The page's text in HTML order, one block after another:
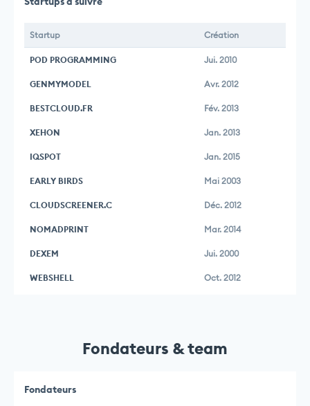
Startup Création
POD PROGRAMMING Jui. 2010
GENMYMODEL Avr. 2012
BESTCLOUD.FR Fév. 2013
XEHON Jan. 2013
IQSPOT Jan. 2015
EARLY BIRDS Mai 2003
CLOUDSCREENER.C Déc. 2012
NOMADPRINT Mar. 2014
DEXEM Jui. 2000
WEBSHELL Oct. 2012
Fondateurs & team
Fondateurs